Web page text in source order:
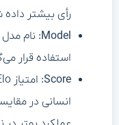
رأی بیشتر داده
Model:
استفاده قرار
Score:
انسانی در